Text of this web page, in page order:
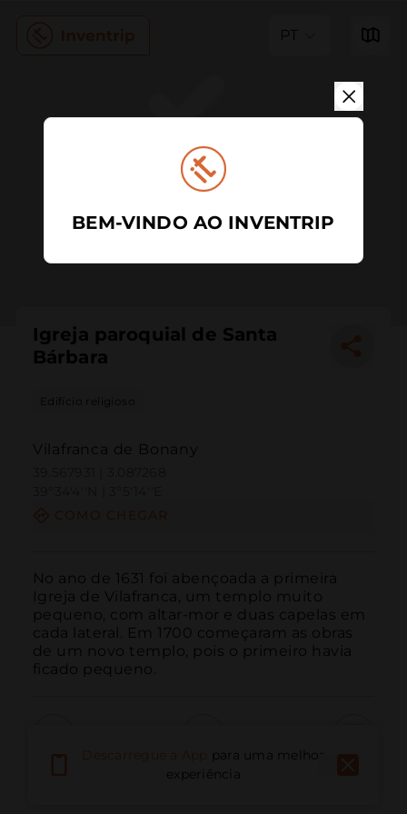
PT
Igreja paroquial de Santa
Bárbara
Edifício religioso
Vilafranca de Bonany
No ano de 1631 foi abençoada a primeira
Igreja de Vilafranca, um templo muito
pequeno, com altar-mor e duas capelas em
cada lateral. Em 1700 começaram as obras
de um novo templo, pois o primeiro havia
ficado pequeno.
E-mail
para uma melhor
experiência
BEM-VINDO AO INVENTRIP